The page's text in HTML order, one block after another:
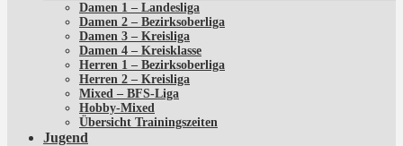
Damen 1 – Landesliga
Damen 2 – Bezirksoberliga
Damen 3 – Kreisliga
Damen 4 – Kreisklasse
Herren 1 – Bezirksoberliga
Herren 2 – Kreisliga
Mixed – BFS-Liga
Hobby-Mixed
Übersicht Trainingszeiten
Jugend